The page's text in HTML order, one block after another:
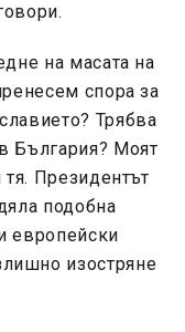
на масата на
спора за
Трябва
България? Моят
тя. Президентът
подобна
европейски
изостряне